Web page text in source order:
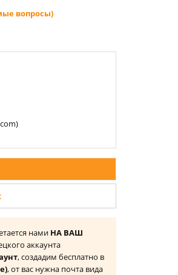
вопросы)
нами НА ВАШ
аккаунта
, создадим бесплатно в
, от вас нужна почта вида